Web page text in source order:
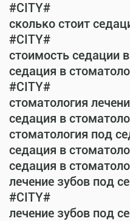
#CITY#
сколько стоит
#CITY#
стоимость седации
седация в
#CITY#
стоматология
седация в
стоматология под
седация в
седация в
лечение зубов под
#CITY#
лечение зубов под